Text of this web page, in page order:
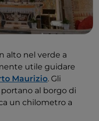
alto nel verde a
utile guidare
Maurizio. Gli
al borgo di
un chilometro a